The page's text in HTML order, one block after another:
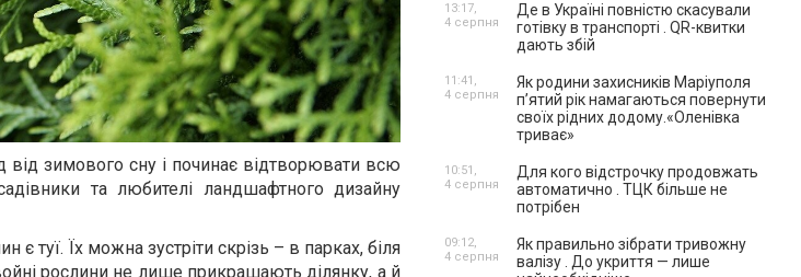
від зимового сну і починає відтворювати всю
та любителі ландшафтного дизайну
туї. Їх можна зустріти скрізь – в парках, біля
рослини не лише прикрашають ділянку, а й
Де в Україні повністю скасували
готівку в транспорті . QR-квитки
дають збій
13:17,
4 серпня
Як родини захисників Маріуполя
пʼятий рік намагаються повернути
своїх рідних додому.«Оленівка
триває»
11:41,
4 серпня
Для кого відстрочку продовжать
автоматично . ТЦК більше не
потрібен
10:51,
4 серпня
Як правильно зібрати тривожну
валізу . До укриття — лише
09:12,
4 серпня